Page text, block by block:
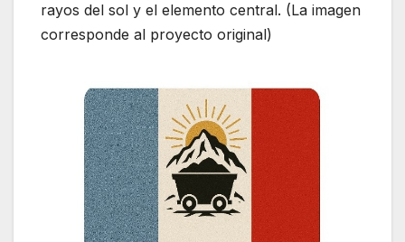
rayos del sol y el elemento central. (La imagen
corresponde al proyecto original)